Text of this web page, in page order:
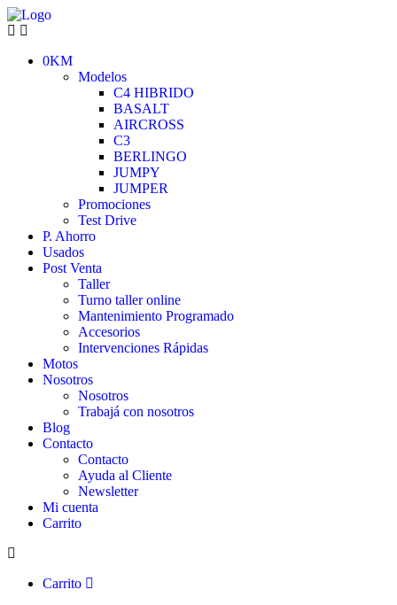
0KM
Modelos
C4 HIBRIDO
BASALT
AIRCROSS
C3
BERLINGO
JUMPY
JUMPER
Promociones
Test Drive
P. Ahorro
Usados
Post Venta
Taller
Turno taller online
Mantenimiento Programado
Accesorios
Intervenciones Rápidas
Motos
Nosotros
Nosotros
Trabajá con nosotros
Blog
Contacto
Contacto
Ayuda al Cliente
Newsletter
Mi cuenta
Carrito
Carrito